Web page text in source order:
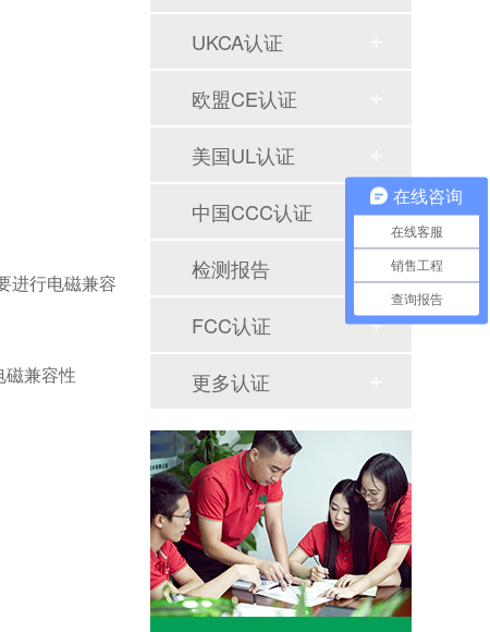
进行电磁兼容
兼容性
UKCA认证
欧盟CE认证
美国UL认证
中国CCC认证
检测报告
FCC认证
更多认证
在线咨询
在线客服
销售工程
查询报告